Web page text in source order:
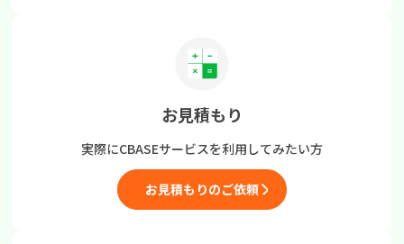
お見積もり
実際にCBASEサービスを利用してみたい方
お見積もりのご依頼